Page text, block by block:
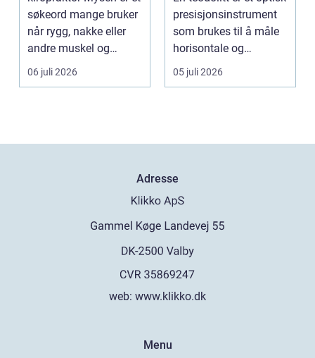
søkeord mange bruker
når rygg, nakke eller
andre muskel og
leddplager begynn...
06 juli 2026
presisjonsinstrument
som brukes til å måle
horisontale og
vertikale vinkle...
05 juli 2026
Adresse
web: www.klikko.dk
Menu